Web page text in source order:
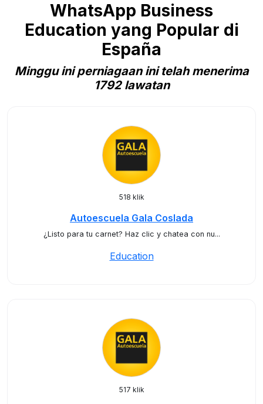
WhatsApp Business
Education yang Popular di
España
Minggu ini perniagaan ini telah menerima
1792 lawatan
518 klik
Autoescuela Gala Coslada
¿Listo para tu carnet? Haz clic y chatea con nu...
Education
517 klik